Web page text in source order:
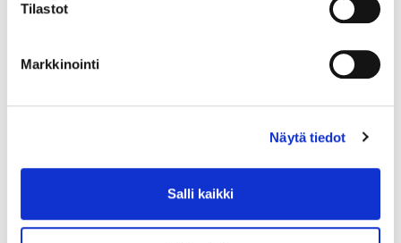
Tilastot
Markkinointi
Näytä tiedot
Salli kaikki